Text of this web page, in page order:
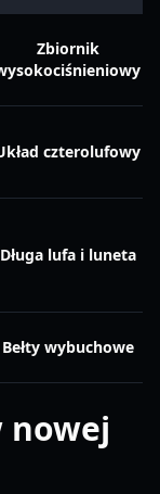
Zbiornik
czterolufowy
Długa lufa i luneta
Bełty wybuchowe
nowej